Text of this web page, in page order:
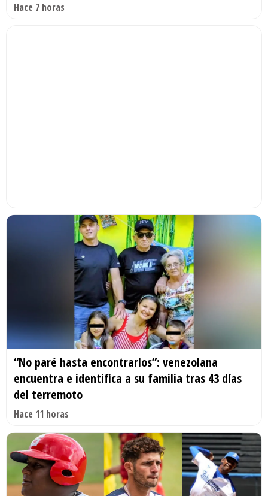
Hace 7 horas
“No paré hasta encontrarlos”: venezolana
encuentra e identifica a su familia tras 43 días
del terremoto
Hace 11 horas